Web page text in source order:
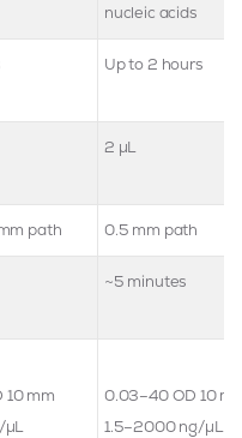
nucleic acids
Up to 2 hours
2 µL
path 0.5 mm path
~5 minutes
mm
µL
0.03–40 OD 10
1.5–2000 ng/µL